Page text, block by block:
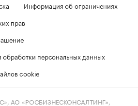
Информация об ограничениях
прав
персональных данных
cookie
АО «РОСБИЗНЕСКОНСАЛТИНГ»,